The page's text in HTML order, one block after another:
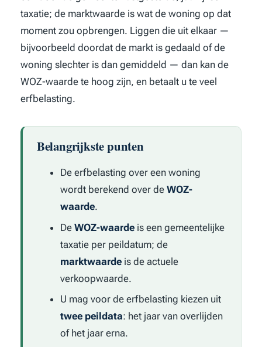
taxatie; de marktwaarde is wat de woning op dat
moment zou opbrengen. Liggen die uit elkaar —
bijvoorbeeld doordat de markt is gedaald of de
woning slechter is dan gemiddeld — dan kan de
WOZ-waarde te hoog zijn, en betaalt u te veel
erfbelasting.
Belangrijkste punten
De erfbelasting over een woning
wordt berekend over de WOZ-
waarde.
De WOZ-waardeis een gemeentelijke
taxatie per peildatum; de
marktwaardeis de actuele
verkoopwaarde.
U mag voor de erfbelasting kiezen uit
twee peildata: het jaar van overlijden
of het jaar erna.